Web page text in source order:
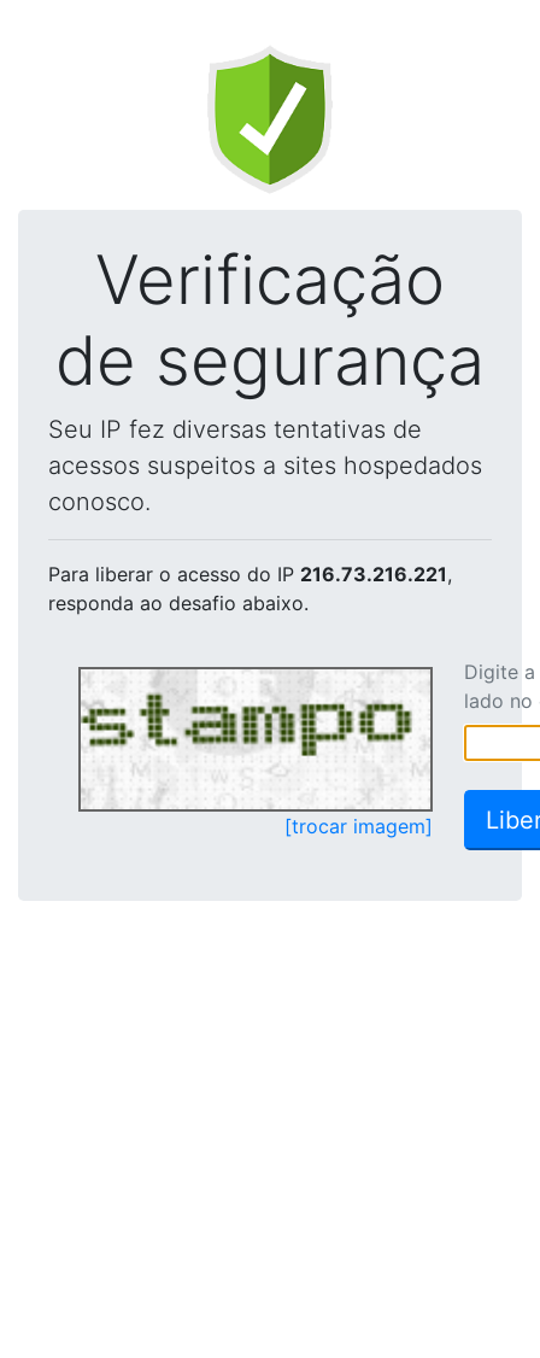
Verificação
de segurança
Seu IP fez diversas tentativas de
acessos suspeitos a sites hospedados
conosco.
Para liberar o acesso do IP 216.73.216.221,
responda ao desafio abaixo.
[trocar imagem]
Digite
lado no